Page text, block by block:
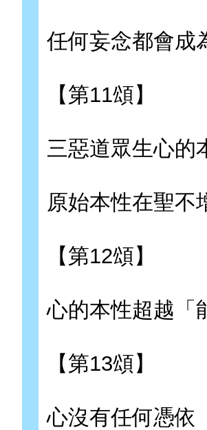
任何妄念都會成
【第11頌】
三惡道眾生心的
原始本性在聖不
【第12頌】
心的本性超越「
【第13頌】
心沒有任何憑依